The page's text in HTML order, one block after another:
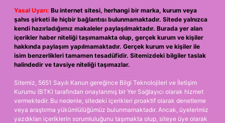
Yasal Uyarı: Bu internet sitesi, herhangi bir marka, kurum veya
şahıs şirketi ile hiçbir bağlantısı bulunmamaktadır. Sitede yalnızca
kendi hazırladığımız makaleler paylaşılmaktadır. Burada yer alan
içerikler haber niteliği taşımamakta olup, gerçek kurum ve kişiler
hakkında paylaşım yapılmamaktadır. Gerçek kurum ve kişiler ile
isim benzerlikleri tamamen tesadüfidir. Sitemizdeki bilgiler taslak
halindedir ve tavsiye niteliği taşımazlar.
Sitemiz, 5651 Sayılı Kanun gereğince Bilgi Teknolojileri ve İletişim
Kurumu (BTK) tarafından onaylanmış bir Yer Sağlayıcı olarak hizmet
vermektedir. Bu nedenle, sitedeki içerikleri proaktif olarak denetleme
veya araştırma yükümlülüğümüz bulunmamaktadır. Ancak, üyelerimiz
yazdıkları içeriklerin sorumluluğunu taşımakta olup, siteye üye olarak